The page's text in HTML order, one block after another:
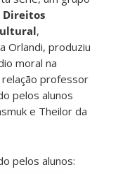
Direitos
,
Orlandi, produziu
moral na
professor
pelos alunos
e Theilor da
pelos alunos: